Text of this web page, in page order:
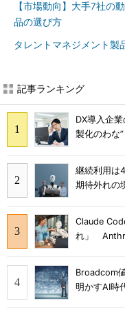
【市場動向】大手7社の
品の選び方
タレントマネジメント製
記事ランキング
DX導入企
製化のわな”
継続利用は
期待外れの
Claude
れ」
Broadcom
明かすAI時